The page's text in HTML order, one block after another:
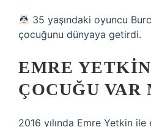
35 yaşındaki oyuncu
çocuğunu dünyaya getirdi.
EMRE
ÇOCUĞU VAR
2016 yılında Emre Yetkin